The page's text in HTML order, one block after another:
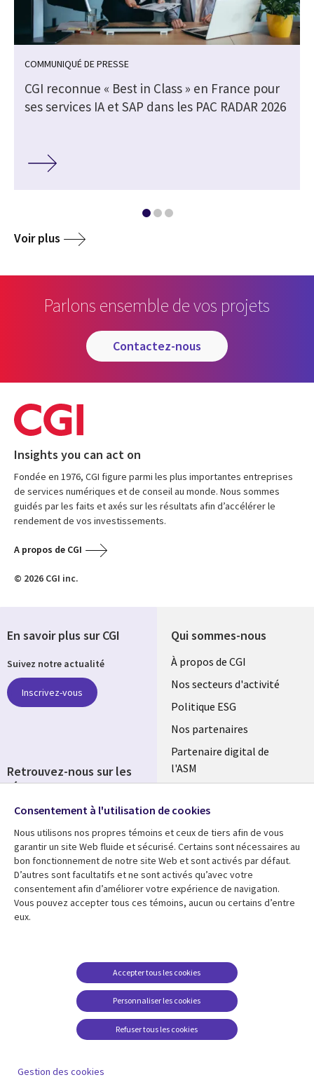
COMMUNIQUÉ DE PRESSE
CGI reconnue « Best in Class » en France pour
ses services IA et SAP dans les PAC RADAR 2026
Voir plus
Parlons ensemble de vos projets
contactez-nous
Insights you can act on
Fondée en 1976, CGI figure parmi les plus importantes entreprises
de services numériques et de conseil au monde. Nous sommes
guidés par les faits et axés sur les résultats afin d’accélérer le
rendement de vos investissements.
A propos de CGI
© 2026 CGI inc.
Qui sommes-nous
Useful
links
FRANCE
À propos de CGI
Nos secteurs d'activité
Politique ESG
Nos partenaires
Partenaire digital de
l'ASM
Fusions
Ressources
Library
Links
Articles
Blog
Support
Legal
Accessibilité
conditions juridiques
FAQ Carrières
Centre de gestion des
témoins
En savoir plus sur CGI
Suivez notre actualité
Inscrivez-vous
Retrouvez-nous sur les
réseaux
Social
Media
FRANCE
Consentement à l'utilisation de cookies
Nous utilisons nos propres témoins et ceux de tiers afin de vous
garantir un site Web fluide et sécurisé. Certains sont nécessaires au
bon fonctionnement de notre site Web et sont activés par défaut.
D’autres sont facultatifs et ne sont activés qu’avec votre
consentement afin d’améliorer votre expérience de navigation.
Vous pouvez accepter tous ces témoins, aucun ou certains d’entre
eux.
Personnaliser les cookies
Accepter tous les cookies
Refuser tous les cookies
Gestion des cookies